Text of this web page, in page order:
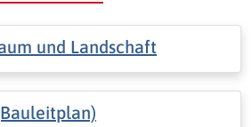
und Landschaft